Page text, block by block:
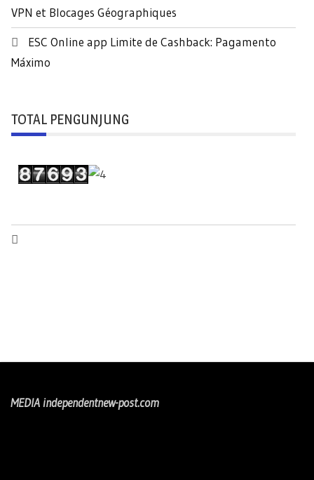
VPN et Blocages Géographiques
ESC Online app Limite de Cashback: Pagamento
Máximo
TOTAL PENGUNJUNG
MEDIA independentnew-post.com